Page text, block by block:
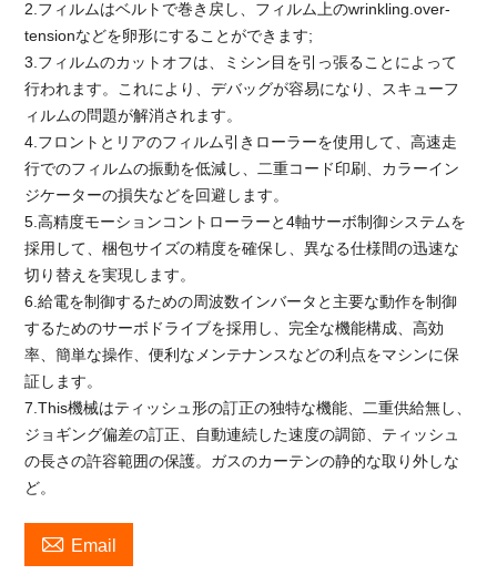
2.フィルムはベルトで巻き戻し、フィルム上のwrinkling.over-
tensionなどを卵形にすることができます;
3.フィルムのカットオフは、ミシン目を引っ張ることによって
行われます。これにより、デバッグが容易になり、スキューフ
ィルムの問題が解消されます。
4.フロントとリアのフィルム引きローラーを使用して、高速走
行でのフィルムの振動を低減し、二重コード印刷、カラーイン
ジケーターの損失などを回避します。
5.高精度モーションコントローラーと4軸サーボ制御システムを
採用して、梱包サイズの精度を確保し、異なる仕様間の迅速な
切り替えを実現します。
6.給電を制御するための周波数インバータと主要な動作を制御
するためのサーボドライブを採用し、完全な機能構成、高効
率、簡単な操作、便利なメンテナンスなどの利点をマシンに保
証します。
7.This機械はティッシュ形の訂正の独特な機能、二重供給無し、
ジョギング偏差の訂正、自動連続した速度の調節、ティッシュ
の長さの許容範囲の保護。ガスのカーテンの静的な取り外しな
ど。
 Email